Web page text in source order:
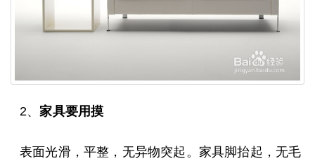
2、家具要用摸
表面光滑，平整，无异物突起。家具脚抬起，无毛